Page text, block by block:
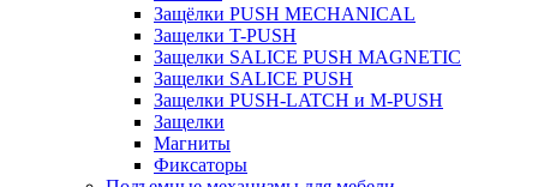
Защёлки PUSH MECHANICAL
Защелки T-PUSH
Защелки SALICE PUSH MAGNETIC
Защелки SALICE PUSH
Защелки PUSH-LATCH и M-PUSH
Защелки
Магниты
Фиксаторы